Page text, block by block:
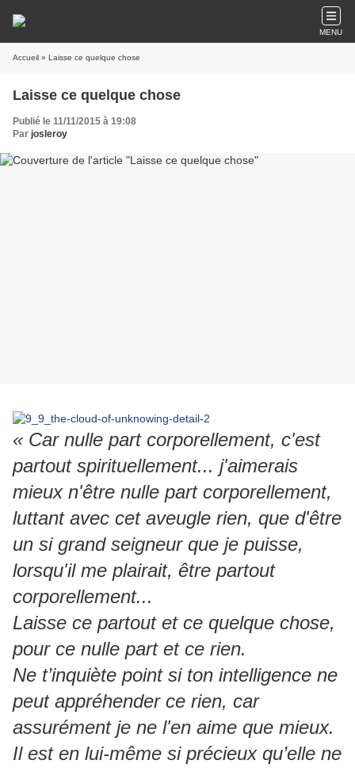
MENU
Accueil » Laisse ce quelque chose
Laisse ce quelque chose
Publié le 11/11/2015 à 19:08
Par josleroy
« Car nulle part corporellement, c'est
partout spirituellement... j'aimerais
mieux n'être nulle part corporellement,
luttant avec cet aveugle rien, que d'être
un si grand seigneur que je puisse,
lorsqu'il me plairait, être partout
corporellement...
Laisse ce partout et ce quelque chose,
pour ce nulle part et ce rien.
Ne t’inquiète point si ton intelligence ne
peut appréhender ce rien, car
assurément je ne l'en aime que mieux.
Il est en lui-même si précieux qu’elle ne